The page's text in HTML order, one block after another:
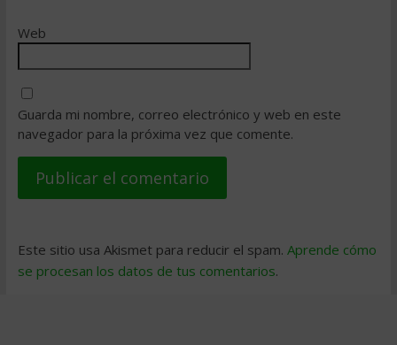
Web
Guarda mi nombre, correo electrónico y web en este
navegador para la próxima vez que comente.
Este sitio usa Akismet para reducir el spam. Aprende cómo
se procesan los datos de tus comentarios.